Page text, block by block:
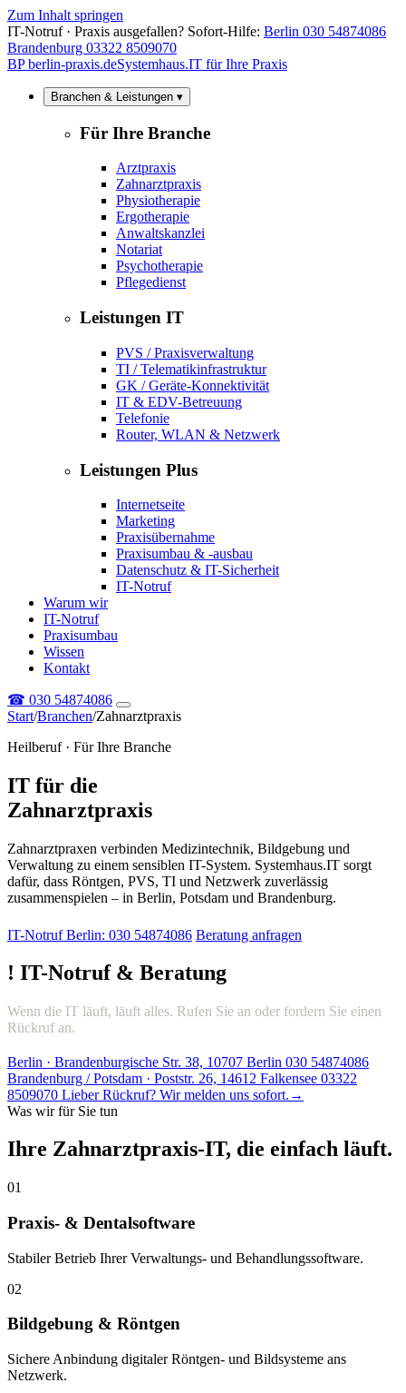
Zum Inhalt springen
IT-Notruf · Praxis ausgefallen? Sofort-Hilfe: Berlin 030 54874086
Brandenburg 03322 8509070
BP berlin-praxis.deSystemhaus.IT für Ihre Praxis
Branchen & Leistungen ▾
Für Ihre Branche
Arztpraxis
Zahnarztpraxis
Physiotherapie
Ergotherapie
Anwaltskanzlei
Notariat
Psychotherapie
Pflegedienst
Leistungen IT
PVS / Praxisverwaltung
TI / Telematikinfrastruktur
GK / Geräte-Konnektivität
IT & EDV-Betreuung
Telefonie
Router, WLAN & Netzwerk
Leistungen Plus
Internetseite
Marketing
Praxisübernahme
Praxisumbau & -ausbau
Datenschutz & IT-Sicherheit
IT-Notruf
Warum wir
IT-Notruf
Praxisumbau
Wissen
Kontakt
☎ 030 54874086
Start/Branchen/Zahnarztpraxis
Heilberuf · Für Ihre Branche
IT für die
Zahnarztpraxis
Zahnarztpraxen verbinden Medizintechnik, Bildgebung und
Verwaltung zu einem sensiblen IT-System. Systemhaus.IT sorgt
dafür, dass Röntgen, PVS, TI und Netzwerk zuverlässig
zusammenspielen – in Berlin, Potsdam und Brandenburg.
IT-Notruf Berlin: 030 54874086 Beratung anfragen
! IT-Notruf & Beratung
Wenn die IT läuft, läuft alles. Rufen Sie an oder fordern Sie einen
Rückruf an.
Berlin · Brandenburgische Str. 38, 10707 Berlin 030 54874086
Brandenburg / Potsdam · Poststr. 26, 14612 Falkensee 03322
8509070 Lieber Rückruf? Wir melden uns sofort. →
Was wir für Sie tun
Ihre Zahnarztpraxis-IT, die einfach läuft.
01
Praxis- & Dentalsoftware
Stabiler Betrieb Ihrer Verwaltungs- und Behandlungssoftware.
02
Bildgebung & Röntgen
Sichere Anbindung digitaler Röntgen- und Bildsysteme ans
Netzwerk.